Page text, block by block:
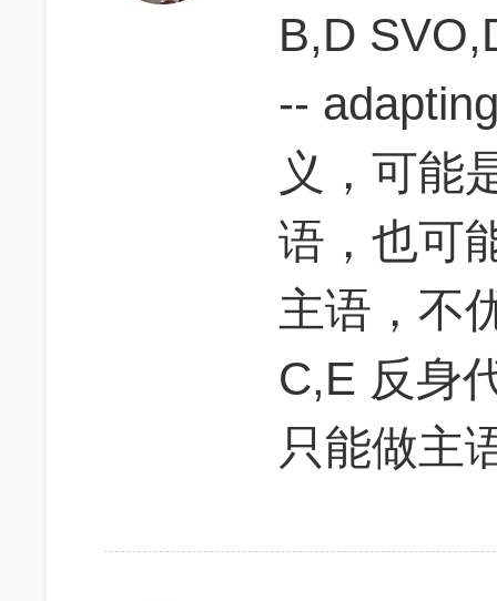
B,D
--
义，可能
语，也可
主语，不
C,E 反身
只能做主